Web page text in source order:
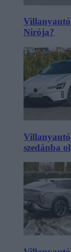
Villanyautó
Nirója?
Villanyautó
szedánba